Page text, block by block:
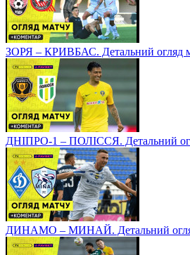
ЗОРЯ – КРИВБАС. Детальний огляд
ДНІПРО-1 – ПОЛІССЯ. Детальний
ДИНАМО – МИНАЙ. Детальний